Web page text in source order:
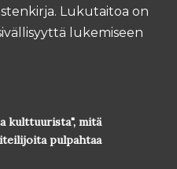
Lukutaitoa on
lukemiseen
kulttuurista", mitä
pulpahtaa